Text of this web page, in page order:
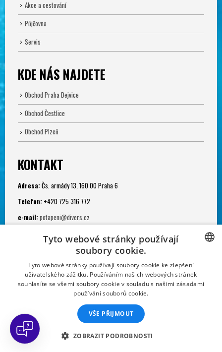
Akce a cestování
Půjčovna
Servis
KDE NÁS NAJDETE
Obchod Praha Dejvice
Obchod Čestlice
Obchod Plzeň
KONTAKT
Adresa: Čs. armády 13, 160 00 Praha 6
Telefon: +420 725 316 772
e-mail: potapeni@divers.cz
Po - Pá: 11.00 - 19.00
Potápěčská jáma:
Po - Ne: 9.00 - 22.00
Sportovní klub Divers. Powered by Divers Direct and Diveland, s.r.o.
CZECH
CZECH
Tyto webové stránky používají
soubory cookie.
Tyto webové stránky používají soubory cookie ke zlepšení
uživatelského zážitku. Používáním našich webových stránek
souhlasíte se všemi soubory cookie v souladu s našimi zásadami
používání souborů cookie.
VŠE PŘIJMOUT
ZOBRAZIT PODROBNOSTI